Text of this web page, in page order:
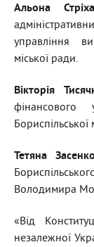
Альона
управління
міської ради.
Вікторія
фінансового
Бориспільської
Тетяна
Володимира
«Від
незалежної